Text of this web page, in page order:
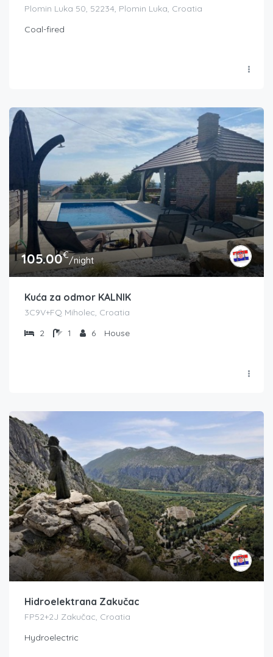
Plomin Luka 50, 52234, Plomin Luka, Croatia
Coal-fired
105.00€/night
Kuća za odmor KALNIK
3C9V+FQ Miholec, Croatia
2
1 6 House
Hidroelektrana Zakučac
FP52+2J Zakučac, Croatia
Hydroelectric